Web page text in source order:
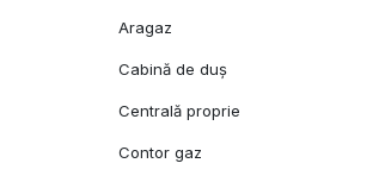
Aragaz
Cabină de duș
Centrală proprie
Contor gaz